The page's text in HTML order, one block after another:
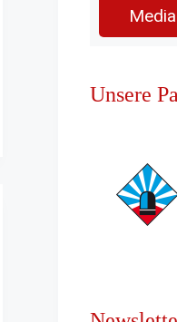
Unsere